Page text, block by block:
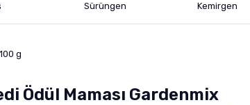
Sürüngen Kemirgen
g
Ödül Maması Gardenmix